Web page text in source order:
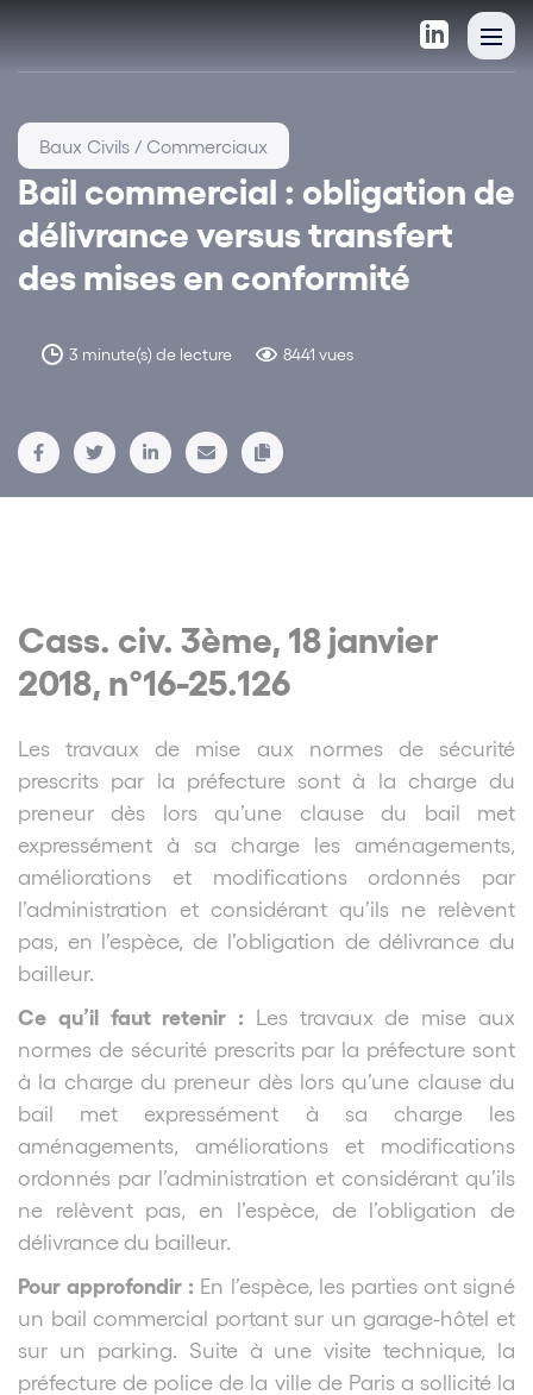
Bail commercial : obligation de
délivrance versus transfert
des mises en conformité
3 minute(s) de lecture 8441 vues
Baux Civils / Commerciaux
Cass. civ. 3ème, 18 janvier
2018, n°16-25.126
Les travaux de mise aux normes de sécurité
prescrits par la préfecture sont à la charge du
preneur dès lors qu’une clause du bail met
expressément à sa charge les aménagements,
améliorations et modifications ordonnés par
l’administration et considérant qu’ils ne relèvent
pas, en l’espèce, de l’obligation de délivrance du
bailleur.
Ce qu’il faut retenir : Les travaux de mise aux
normes de sécurité prescrits par la préfecture sont
à la charge du preneur dès lors qu’une clause du
bail met expressément à sa charge les
aménagements, améliorations et modifications
ordonnés par l’administration et considérant qu’ils
ne relèvent pas, en l’espèce, de l’obligation de
délivrance du bailleur.
Pour approfondir : En l’espèce, les parties ont signé
un bail commercial portant sur un garage-hôtel et
sur un parking. Suite à une visite technique, la
préfecture de police de la ville de Paris a sollicité la